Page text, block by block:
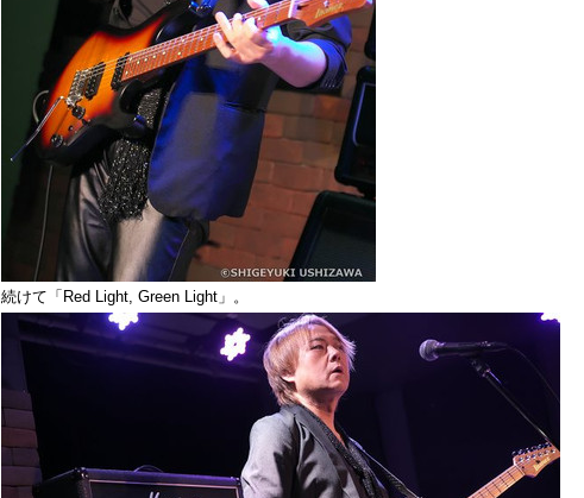
続けて「Red Light, Green Light」。